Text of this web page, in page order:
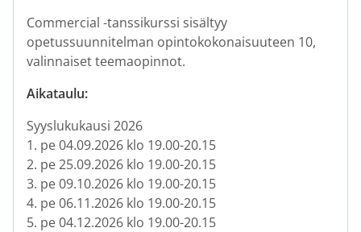
Commercial -tanssikurssi sisältyy
opetussuunnitelman opintokokonaisuuteen 10,
valinnaiset teemaopinnot.
Aikataulu:
Syyslukukausi 2026
1. pe 04.09.2026 klo 19.00-20.15
2. pe 25.09.2026 klo 19.00-20.15
3. pe 09.10.2026 klo 19.00-20.15
4. pe 06.11.2026 klo 19.00-20.15
5. pe 04.12.2026 klo 19.00-20.15